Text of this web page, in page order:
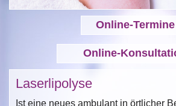
Online-Termine
Online-
Laserlipolyse
Ist eine neues ambulant in örtlicher